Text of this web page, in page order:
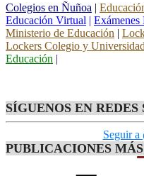
Colegios en Ñuñoa |
Educación Virtual | Exámenes
Ministerio de Educación |
Lockers Colegio y
Educación |
SÍGUENOS EN REDES
Seguir a
PUBLICACIONES